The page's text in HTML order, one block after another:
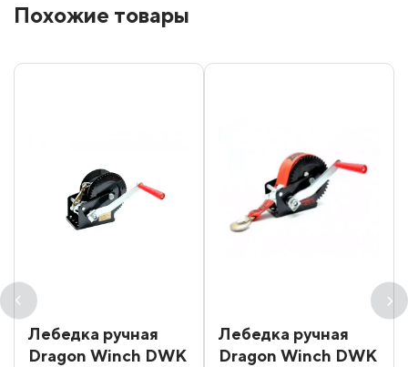
Похожие товары
Лебедка ручная
Dragon Winch DWK
Лебедка ручная
Dragon Winch DWK